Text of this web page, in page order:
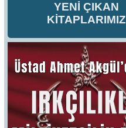
YENİ ÇIKAN
KİTAPLARIMIZ